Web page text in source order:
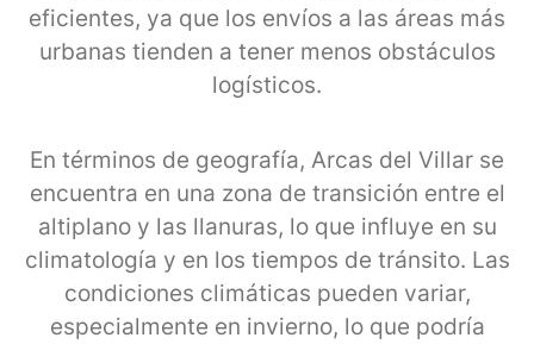
eficientes, ya que los envíos a las áreas más
urbanas tienden a tener menos obstáculos
logísticos.
En términos de geografía, Arcas del Villar se
encuentra en una zona de transición entre el
altiplano y las llanuras, lo que influye en su
climatología y en los tiempos de tránsito. Las
condiciones climáticas pueden variar,
especialmente en invierno, lo que podría